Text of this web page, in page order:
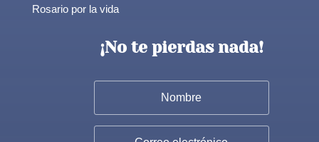
Rosario por la vida
¡No te pierdas nada!